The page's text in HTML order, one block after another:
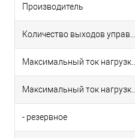
Производитель
- резервное